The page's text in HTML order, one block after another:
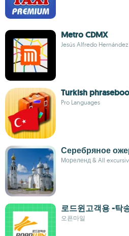
Metro CDMX
Jesús Alfredo
Turkish
Pro Languages
Серебряное
Мореленд & All
로드윈고객용 -탁
오픈마일